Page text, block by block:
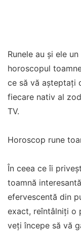
Runele au și ele
horoscopul
ce să vă așteptați
fiecare nativ al
TV.
Horoscop rune
În ceea ce îi
toamnă
efervescentă din
exact, reîntâlniți o
veți începe să vă